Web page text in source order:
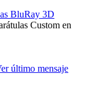
BluRay 3D
Custom en
último mensaje